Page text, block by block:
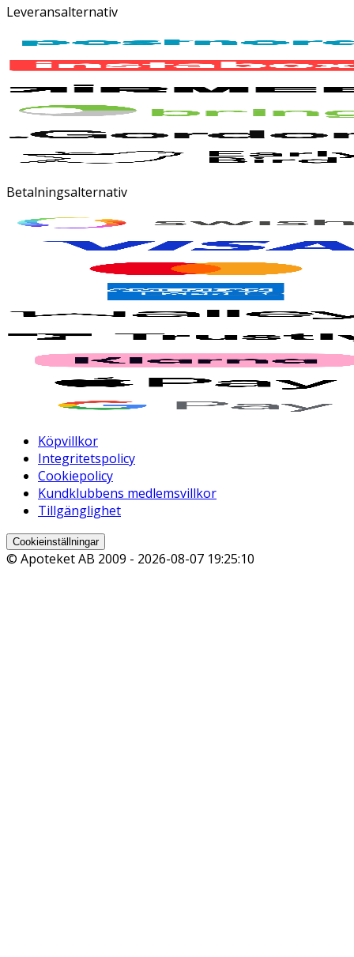
Leveransalternativ
Betalningsalternativ
Köpvillkor
Integritetspolicy
Cookiepolicy
Kundklubbens medlemsvillkor
Tillgänglighet
Cookieinställningar
© Apoteket AB 2009 - 2026-08-07 19:25:10